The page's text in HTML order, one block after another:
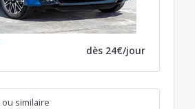
dès 24€/jour
ou similaire